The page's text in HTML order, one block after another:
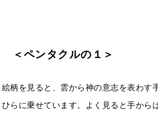
＜ペンタクルの１＞
絵柄を見ると、雲から神の意志を表わす
ひらに乗せています。よく見ると手から